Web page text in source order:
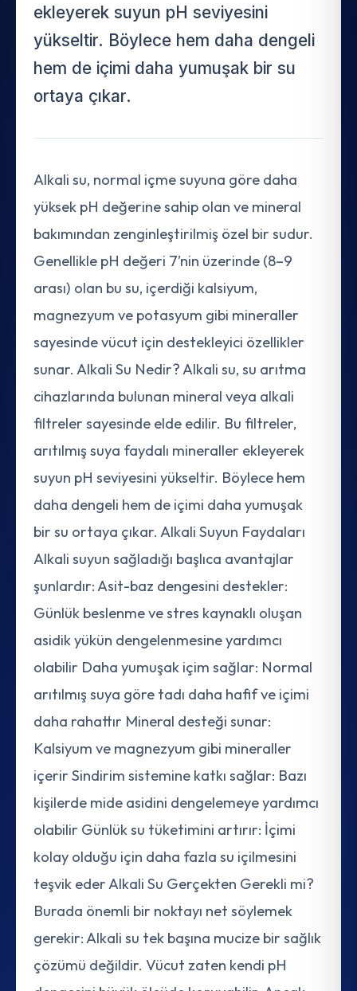
ekleyerek suyun pH seviyesini
yükseltir. Böylece hem daha dengeli
hem de içimi daha yumuşak bir su
ortaya çıkar.
Alkali su, normal içme suyuna göre daha
yüksek pH değerine sahip olan ve mineral
bakımından zenginleştirilmiş özel bir sudur.
Genellikle pH değeri 7’nin üzerinde (8–9
arası) olan bu su, içerdiği kalsiyum,
magnezyum ve potasyum gibi mineraller
sayesinde vücut için destekleyici özellikler
sunar. Alkali Su Nedir? Alkali su, su arıtma
cihazlarında bulunan mineral veya alkali
filtreler sayesinde elde edilir. Bu filtreler,
arıtılmış suya faydalı mineraller ekleyerek
suyun pH seviyesini yükseltir. Böylece hem
daha dengeli hem de içimi daha yumuşak
bir su ortaya çıkar. Alkali Suyun Faydaları
Alkali suyun sağladığı başlıca avantajlar
şunlardır: Asit-baz dengesini destekler:
Günlük beslenme ve stres kaynaklı oluşan
asidik yükün dengelenmesine yardımcı
olabilir Daha yumuşak içim sağlar: Normal
arıtılmış suya göre tadı daha hafif ve içimi
daha rahattır Mineral desteği sunar:
Kalsiyum ve magnezyum gibi mineraller
içerir Sindirim sistemine katkı sağlar: Bazı
kişilerde mide asidini dengelemeye yardımcı
olabilir Günlük su tüketimini artırır: İçimi
kolay olduğu için daha fazla su içilmesini
teşvik eder Alkali Su Gerçekten Gerekli mi?
Burada önemli bir noktayı net söylemek
gerekir: Alkali su tek başına mucize bir sağlık
çözümü değildir. Vücut zaten kendi pH